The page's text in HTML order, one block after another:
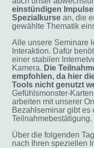
einstündigen
Spezialkursean, die
gewählte Thematik
Alle unsere Seminare
Interaktion. Dafür
einer stabilen
Kamera. Die
empfohlen, da hier
Tools nicht genutzt
Gefühlsmonster-
arbeiten mit unserer
Bezahlseminar gibt
Teilnahmebestätigung.
Über die folgenden
nach Ihren speziellen